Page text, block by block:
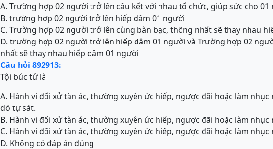
A. Trường hợp 02 người trở lên câu kết với nhau tổ chức, giúp sức cho 01
B. trường hợp 02 người trở lên hiếp dâm 01 người
C. Trường hợp 02 người trở lên cùng bàn bạc, thống nhất sẽ thay nhau
D. trường hợp 02 người trở lên hiếp dâm 01 người và Trường hợp 02
nhất sẽ thay nhau hiếp dâm 01 người
Câu hỏi 892913:
Tội bức tử là
A. Hành vi đối xử tàn ác, thường xuyên ức hiếp, ngược đãi hoặc làm
đó tự sát.
B. Hành vi đối xử tàn ác, thường xuyên ức hiếp, ngược đãi hoặc làm
C. Hành vi đối xử tàn ác, thường xuyên ức hiếp, ngược đãi hoặc làm nhục
D. Không có đáp án đúng